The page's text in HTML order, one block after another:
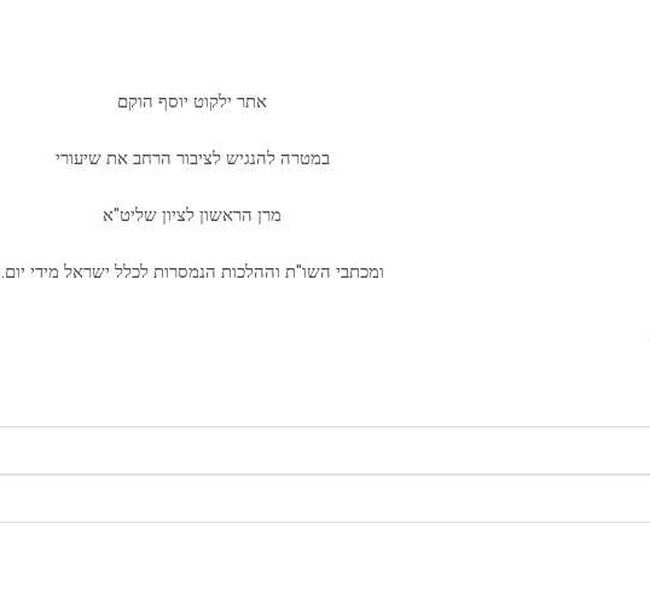
אתר ילקוט יוסף הוקם
במטרה להנגיש לציבור הרחב את שיעורי
מרן הראשון לציון שליט"א
ומכתבי השו"ת וההלכות הנמסרות לכלל ישראל מידי יום.